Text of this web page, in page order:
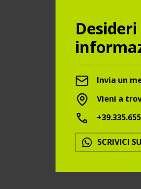
Invia un
Vieni a
SCRIVICI